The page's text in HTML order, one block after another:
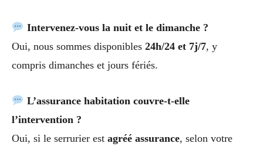
Intervenez-vous la nuit et le dimanche ?
Oui, nous sommes disponibles 24h/24 et 7j/7, y
compris dimanches et jours fériés.
L’assurance habitation couvre-t-elle
l’intervention ?
Oui, si le serrurier est agréé assurance, selon votre